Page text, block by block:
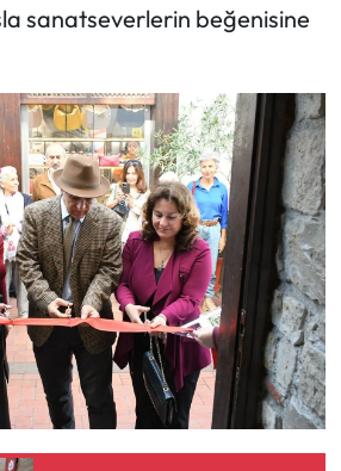
sanatseverlerin beğenisine